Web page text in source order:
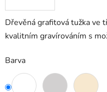
Dřevěná grafitová tužka ve
kvalitním gravírováním s
Barva